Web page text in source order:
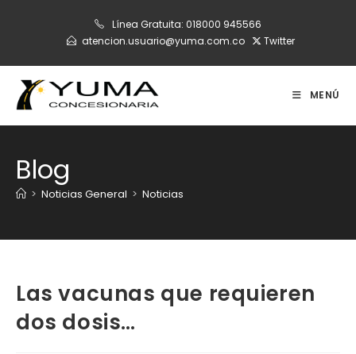
Línea Gratuita: 018000 945566
atencion.usuario@yuma.com.co
Twitter
MENÚ
Blog
> Noticias General > Noticias
Las vacunas que requieren
dos dosis…